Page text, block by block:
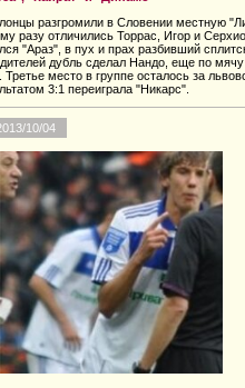
разгромили в Словении местную
разу отличились Торрас, Игор и
"Араз", в пух и прах разбивший
дубль сделал Нандо, еще по
Третье место в группе осталось за
3:1 переиграла "Никарс".
10/04